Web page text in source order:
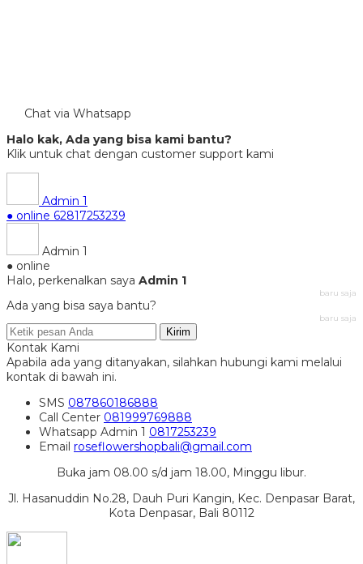
Chat via Whatsapp
Halo kak, Ada yang bisa kami bantu?
Klik untuk chat dengan customer support kami
Admin 1
● online 62817253239
Admin 1
● online
Halo, perkenalkan saya Admin 1
baru saja
Ada yang bisa saya bantu?
baru saja
Kirim
Kontak Kami
Apabila ada yang ditanyakan, silahkan hubungi kami melalui
kontak di bawah ini.
SMS 087860186888
Call Center 081999769888
Whatsapp Admin 1 0817253239
Email roseflowershopbali@gmail.com
Buka jam 08.00 s/d jam 18.00, Minggu libur.
Jl. Hasanuddin No.28, Dauh Puri Kangin, Kec. Denpasar Barat,
Kota Denpasar, Bali 80112